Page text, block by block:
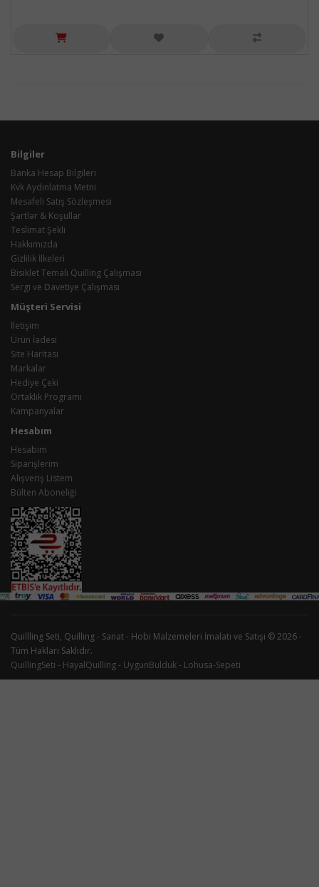
Bilgiler
Banka Hesap Bilgileri
Kvk Aydınlatma Metni
Mesafeli Satış Sözleşmesi
Şartlar & Koşullar
Teslimat Şekli
Hakkımızda
Gizlilik İlkeleri
Bisiklet Temalı Quilling Çalışması
Sergi ve Davetiye Çalışması
Müşteri Servisi
İletişim
Ürün İadesi
Site Haritası
Markalar
Hediye Çeki
Ortaklık Programı
Kampanyalar
Hesabım
Hesabım
Siparişlerim
Alışveriş Listem
Bülten Aboneliği
Quillling Seti, Quilling - Sanat - Hobi Malzemeleri İmalatı ve Satışı © 2026 -
Tüm Hakları Saklıdır.
QuillingSeti - HayalQuilling- UygunBulduk- Lohusa-Sepeti